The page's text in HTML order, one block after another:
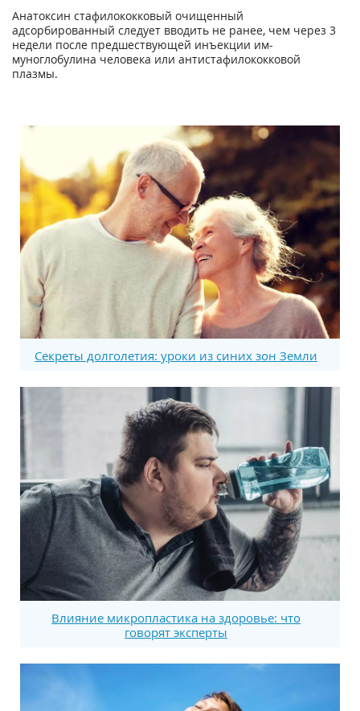
Анатоксин стафилококковый очищенный
адсорбированный следует вводить не ранее, чем через 3
недели после предшествующей инъекции им­
муноглобулина человека или антистафилококковой
плазмы.
Секреты долголетия: уроки из синих зон Земли
Влияние микропластика на здоровье: что
говорят эксперты